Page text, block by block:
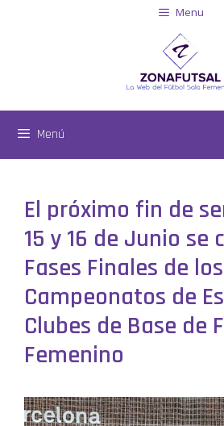
Menu
Menú
El próximo fin de
15 y 16 de Junio se
Fases Finales de los
Campeonatos de
Clubes de Base de
Femenino